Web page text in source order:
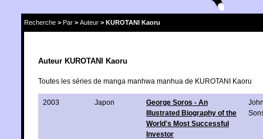
Recherche > Par > Auteur > KUROTANI Kaoru
Auteur KUROTANI Kaoru
Toutes les séries de manga manhwa manhua de KUROTANI Kaoru
2003 Japon
George Soros - An
Illustrated Biography of the
World's Most Successful
Investor